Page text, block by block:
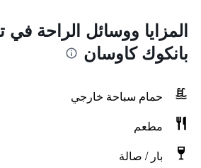
المزايا ووسائل الراحة في
بانكوك كاوسان
حمام سباحة خارجي
مطعم
بار / صالة